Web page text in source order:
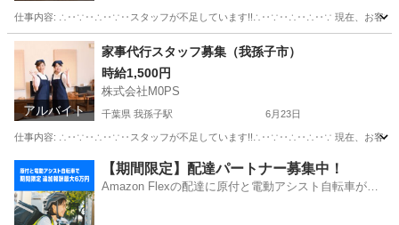
仕事内容: ∴‥∵‥∴‥∵‥スタッフが不足しています!!∴‥∵‥∴‥∴‥∵ 現在、お客様から多
大阪 大阪市 ホームヘルパー スタッフ
アルバイト
家事代行スタッフ募集（我孫子市）
時給1,500円
株式会社M0PS
千葉県 我孫子駅 6月23日
仕事内容: ∴‥∵‥∴‥∵‥スタッフが不足しています!!∴‥∵‥∴‥∴‥∵ 現在、お客様から多
我孫子駅 その他 スタッフ
【期間限定】配達パートナー募集中！
Amazon Flexの配達に原付と電動アシスト自転車が登